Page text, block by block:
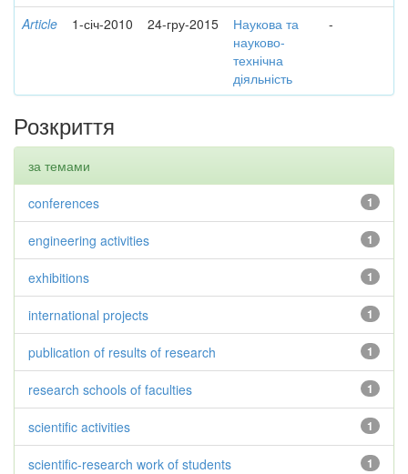
Article 1-січ-2010 24-гру-2015
Наукова та
науково-
технічна
діяльність
-
Розкриття
за темами
1
conferences
1
engineering activities
1
exhibitions
1
international projects
1
publication of results of research
1
research schools of faculties
1
scientific activities
1
scientific-research work of students